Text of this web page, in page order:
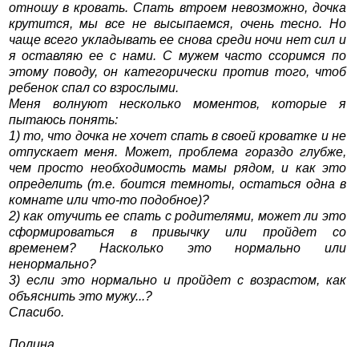
отношу в кровать. Спать втроем невозможно, дочка
крутится, мы все не высыпаемся, очень тесно. Но
чаще всего укладывать ее снова среди ночи нет сил и
я оставляю ее с нами. С мужем часто ссоримся по
этому поводу, он категорически против того, чтоб
ребенок спал со взрослыми.
Меня волнуют несколько моментов, которые я
пытаюсь понять:
1) то, что дочка не хочет спать в своей кроватке и не
отпускает меня. Может, проблема гораздо глубже,
чем просто необходимость мамы рядом, и как это
определить (т.е. боится темноты, остаться одна в
комнате или что-то подобное)?
2) как отучить ее спать с родителями, может ли это
сформироваться в привычку или пройдет со
временем? Насколько это нормально или
ненормально?
3) если это нормально и пройдет с возрастом, как
объяснить это мужу...?
Спасибо.
Полина